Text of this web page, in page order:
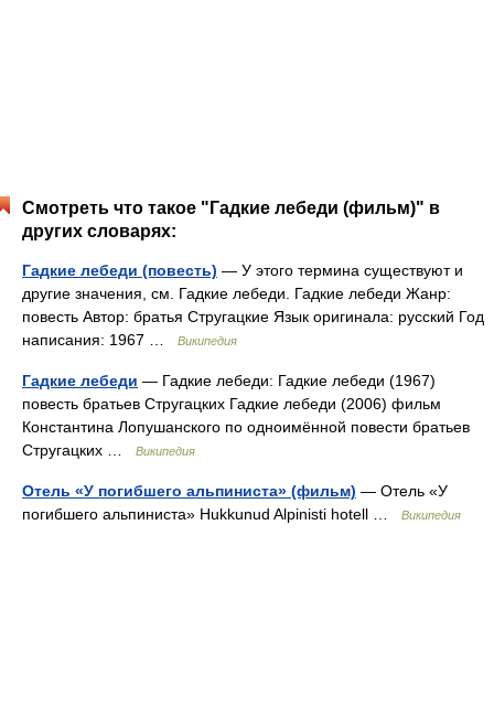
Смотреть что такое "Гадкие лебеди (фильм)" в
других словарях:
Гадкие лебеди (повесть) — У этого термина существуют и
другие значения, см. Гадкие лебеди. Гадкие лебеди Жанр:
повесть Автор: братья Стругацкие Язык оригинала: русский Год
написания: 1967 …
Википедия
Гадкие лебеди — Гадкие лебеди: Гадкие лебеди (1967)
повесть братьев Стругацких Гадкие лебеди (2006) фильм
Константина Лопушанского по одноимённой повести братьев
Стругацких …
Википедия
Отель «У погибшего альпиниста» (фильм) — Отель «У
погибшего альпиниста» Hukkunud Alpinisti hotell …
Википедия